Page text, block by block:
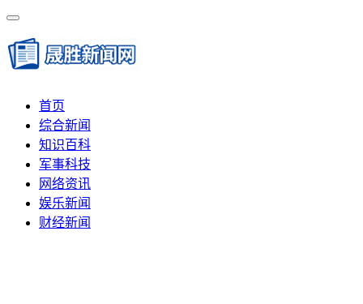
首页
综合新闻
知识百科
军事科技
网络资讯
娱乐新闻
财经新闻